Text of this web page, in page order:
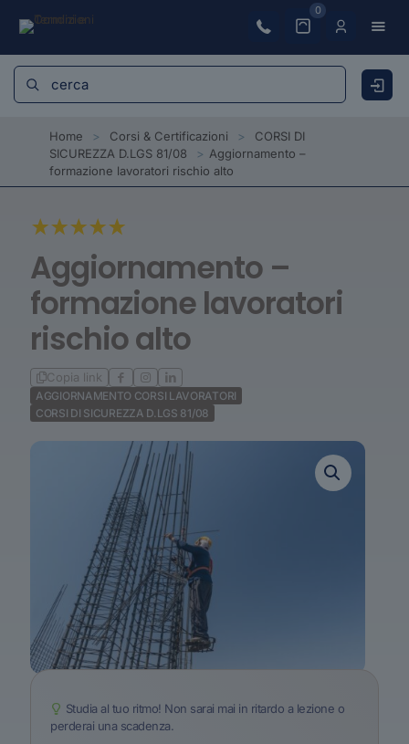
0
Home > Corsi & Certificazioni >
CORSI DI
SICUREZZA D.LGS 81/08
> Aggiornamento –
formazione lavoratori rischio alto
Aggiornamento –
formazione lavoratori
rischio alto
Copia link
AGGIORNAMENTO CORSI LAVORATORI
CORSI DI SICUREZZA D.LGS 81/08
Studia al tuo ritmo! Non sarai mai in ritardo a lezione o
perderai una scadenza.